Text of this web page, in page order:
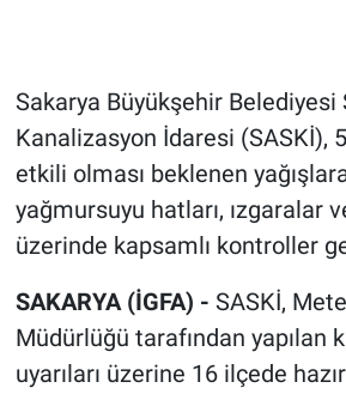
Sakarya Büyükşehir Belediyesi
Kanalizasyon İdaresi (SASKİ),
etkili olması beklenen
yağmursuyu hatları, ızgaralar
üzerinde kapsamlı kontroller
SAKARYA (İGFA) - SASKİ,
Müdürlüğü tarafından yapılan
uyarıları üzerine 16 ilçede